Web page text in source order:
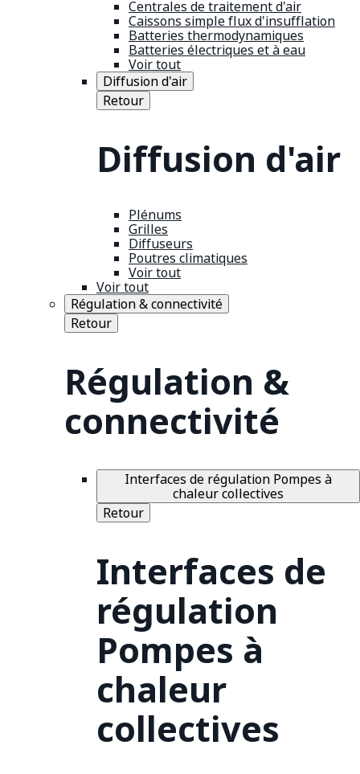
Centrales de traitement d'air
Caissons simple flux d'insufflation
Batteries thermodynamiques
Batteries électriques et à eau
Voir tout
Diffusion d'air
Retour
Diffusion d'air
Plénums
Grilles
Diffuseurs
Poutres climatiques
Voir tout
Voir tout
Régulation & connectivité
Retour
Régulation &
connectivité
Interfaces de régulation Pompes à
chaleur collectives
Retour
Interfaces de
régulation
Pompes à
chaleur
collectives